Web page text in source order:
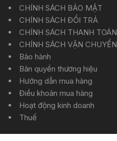
CHÍNH SÁCH BẢO MẬT
CHÍNH SÁCH ĐỔI TRẢ
CHÍNH SÁCH THANH TOÁN
CHÍNH SÁCH VẬN CHUYỂN
Bảo hành
Bản quyền thương hiệu
Hướng dẫn mua hàng
Điều khoản mua hàng
Hoạt động kinh doanh
Thuế